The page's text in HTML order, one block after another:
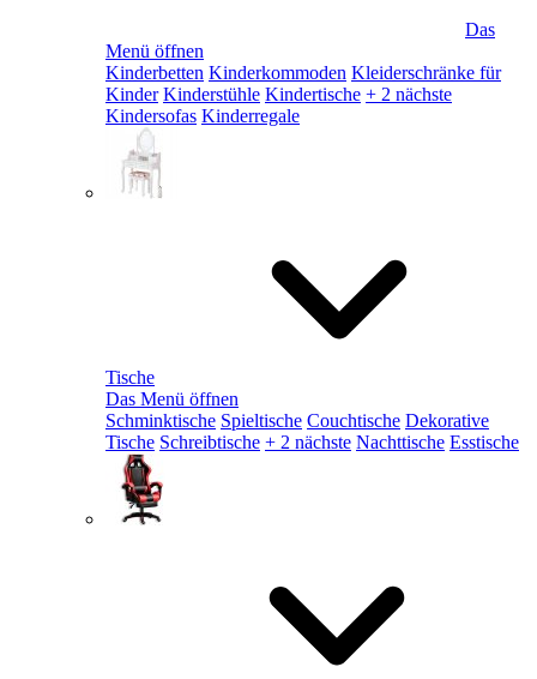
Das
Menü öffnen
Kinderbetten Kinderkommoden Kleiderschränke für
Kinder Kinderstühle Kindertische + 2 nächste
Kindersofas Kinderregale
Tische
Das Menü öffnen
Schminktische Spieltische Couchtische Dekorative
Tische Schreibtische + 2 nächste Nachttische Esstische